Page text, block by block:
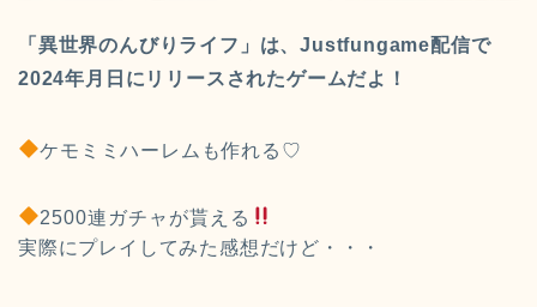
「異世界のんびりライフ」は、Justfungame配信で
2024年月日にリリースされたゲームだよ！
ケモミミハーレムも作れる♡
2500連ガチャが貰える
実際にプレイしてみた感想だけど・・・